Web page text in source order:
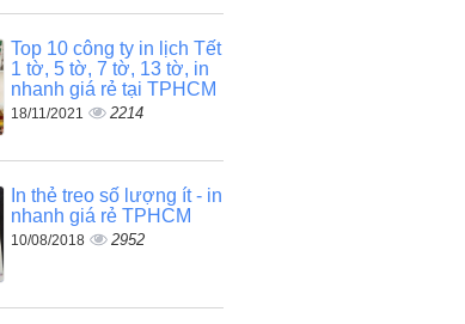
Top 10 công ty in lịch Tết
1 tờ, 5 tờ, 7 tờ, 13 tờ, in
nhanh giá rẻ tại TPHCM
18/11/2021 2214
In thẻ treo số lượng ít - in
nhanh giá rẻ TPHCM
10/08/2018 2952